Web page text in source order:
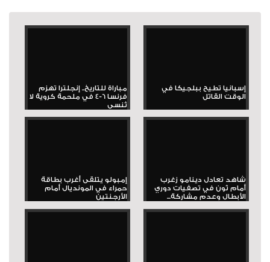
إسبانيا تطيح ببلجيكا في
الوقت القاتل
مباراة للتاريخ.. إنجلترا تهزم
فرنسا 6-4 في ملحمة كروية لا
تُنسى
شاهد تعادل دينامو زغرب
أمام ثون في تصفيات دوري
الأبطال وعدم مشاركة...
إمبولو يتلقى أغرب بطاقة
حمراء في المونديال أمام
الأرجنتين